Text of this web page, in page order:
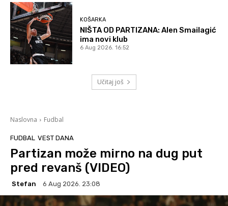
KOŠARKA
NIŠTA OD PARTIZANA: Alen Smailagić
ima novi klub
6 Aug 2026. 16:52
Učitaj još